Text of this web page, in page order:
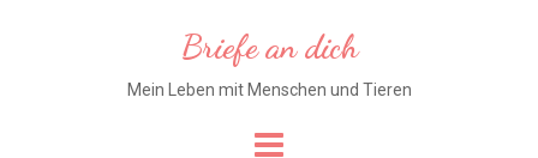
Briefe an dich
Mein Leben mit Menschen und Tieren